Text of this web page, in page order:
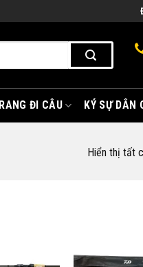
ĐI CÂU KÝ SỰ DÂN
Hiển thị tất